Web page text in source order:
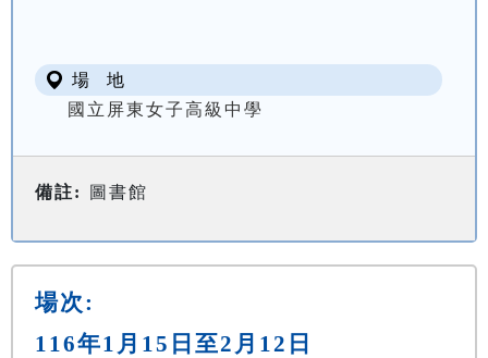
場 地
國立屏東女子高級中學
備註: 圖書館
場次:
116年1月15日至2月12日